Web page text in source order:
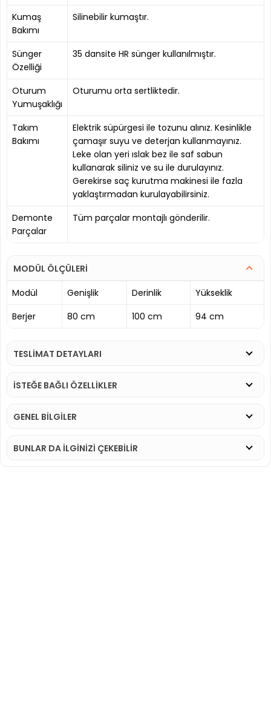
Kumaş
Bakımı
Silinebilir kumaştır.
Sünger
Özelliği
35 dansite HR sünger kullanılmıştır.
Oturum
Yumuşaklığı
Oturumu orta sertliktedir.
Takım
Bakımı
Elektrik süpürgesi ile tozunu alınız. Kesinlikle
çamaşır suyu ve deterjan kullanmayınız.
Leke olan yeri ıslak bez ile saf sabun
kullanarak siliniz ve su ile durulayınız.
Gerekirse saç kurutma makinesi ile fazla
yaklaştırmadan kurulayabilirsiniz.
Demonte
Parçalar
Tüm parçalar montajlı gönderilir.
MODÜL ÖLÇÜLERİ
Modül
Genişlik Derinlik
Yükseklik
Berjer
80 cm 100 cm 94 cm
TESLİMAT DETAYLARI
İSTEĞE BAĞLI ÖZELLİKLER
GENEL BİLGİLER
BUNLAR DA İLGINIZI ÇEKEBILIR